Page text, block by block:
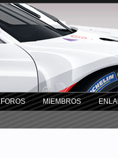
FOROS MIEMBROS